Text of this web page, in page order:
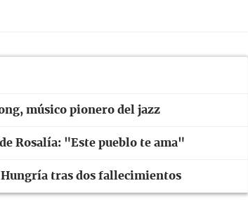
músico pionero del jazz
Rosalía: "Este pueblo te ama"
tras dos fallecimientos